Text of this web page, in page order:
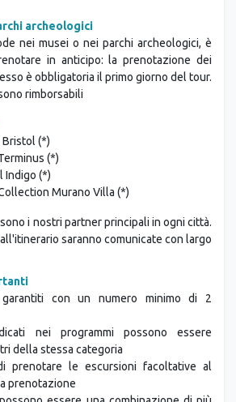
archeologici
nei musei o nei parchi archeologici, è
in anticipo: la prenotazione dei
è obbligatoria il primo giorno del tour.
rimborsabili
Bristol (*)
(*)
Murano Villa (*)
i nostri partner principali in ogni città.
saranno comunicate con largo
con un numero minimo di 2
nei programmi possono essere
della stessa categoria
prenotare le escursioni facoltative al